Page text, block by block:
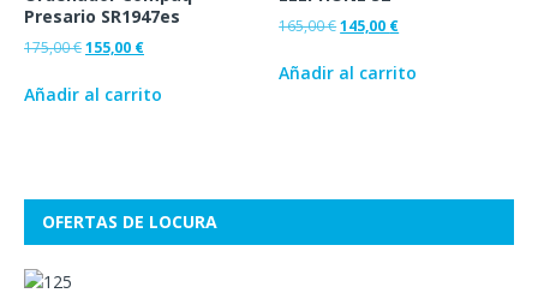
Presario SR1947es
175,00€155,00 €
Añadir al carrito
165,00€145,00 €
Añadir al carrito
OFERTAS DE LOCURA